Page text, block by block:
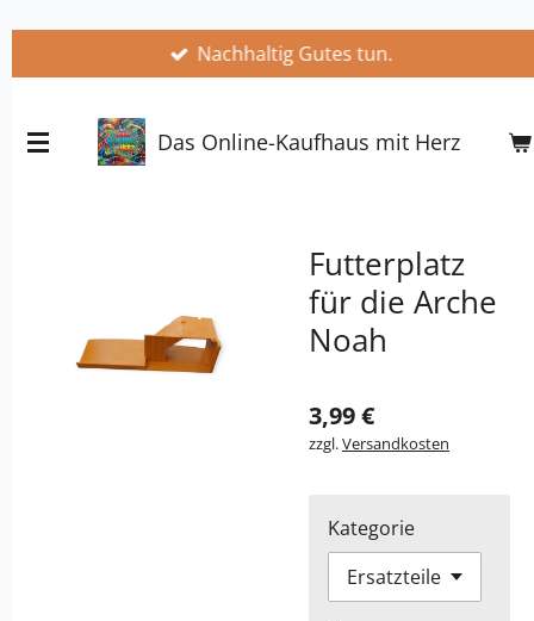
springen
Nachhaltig Gutes tun.
Das Online-Kaufhaus mit Herz
Futterplatz
für die Arche
Noah
3,99 €
zzgl.Versandkosten
Kategorie